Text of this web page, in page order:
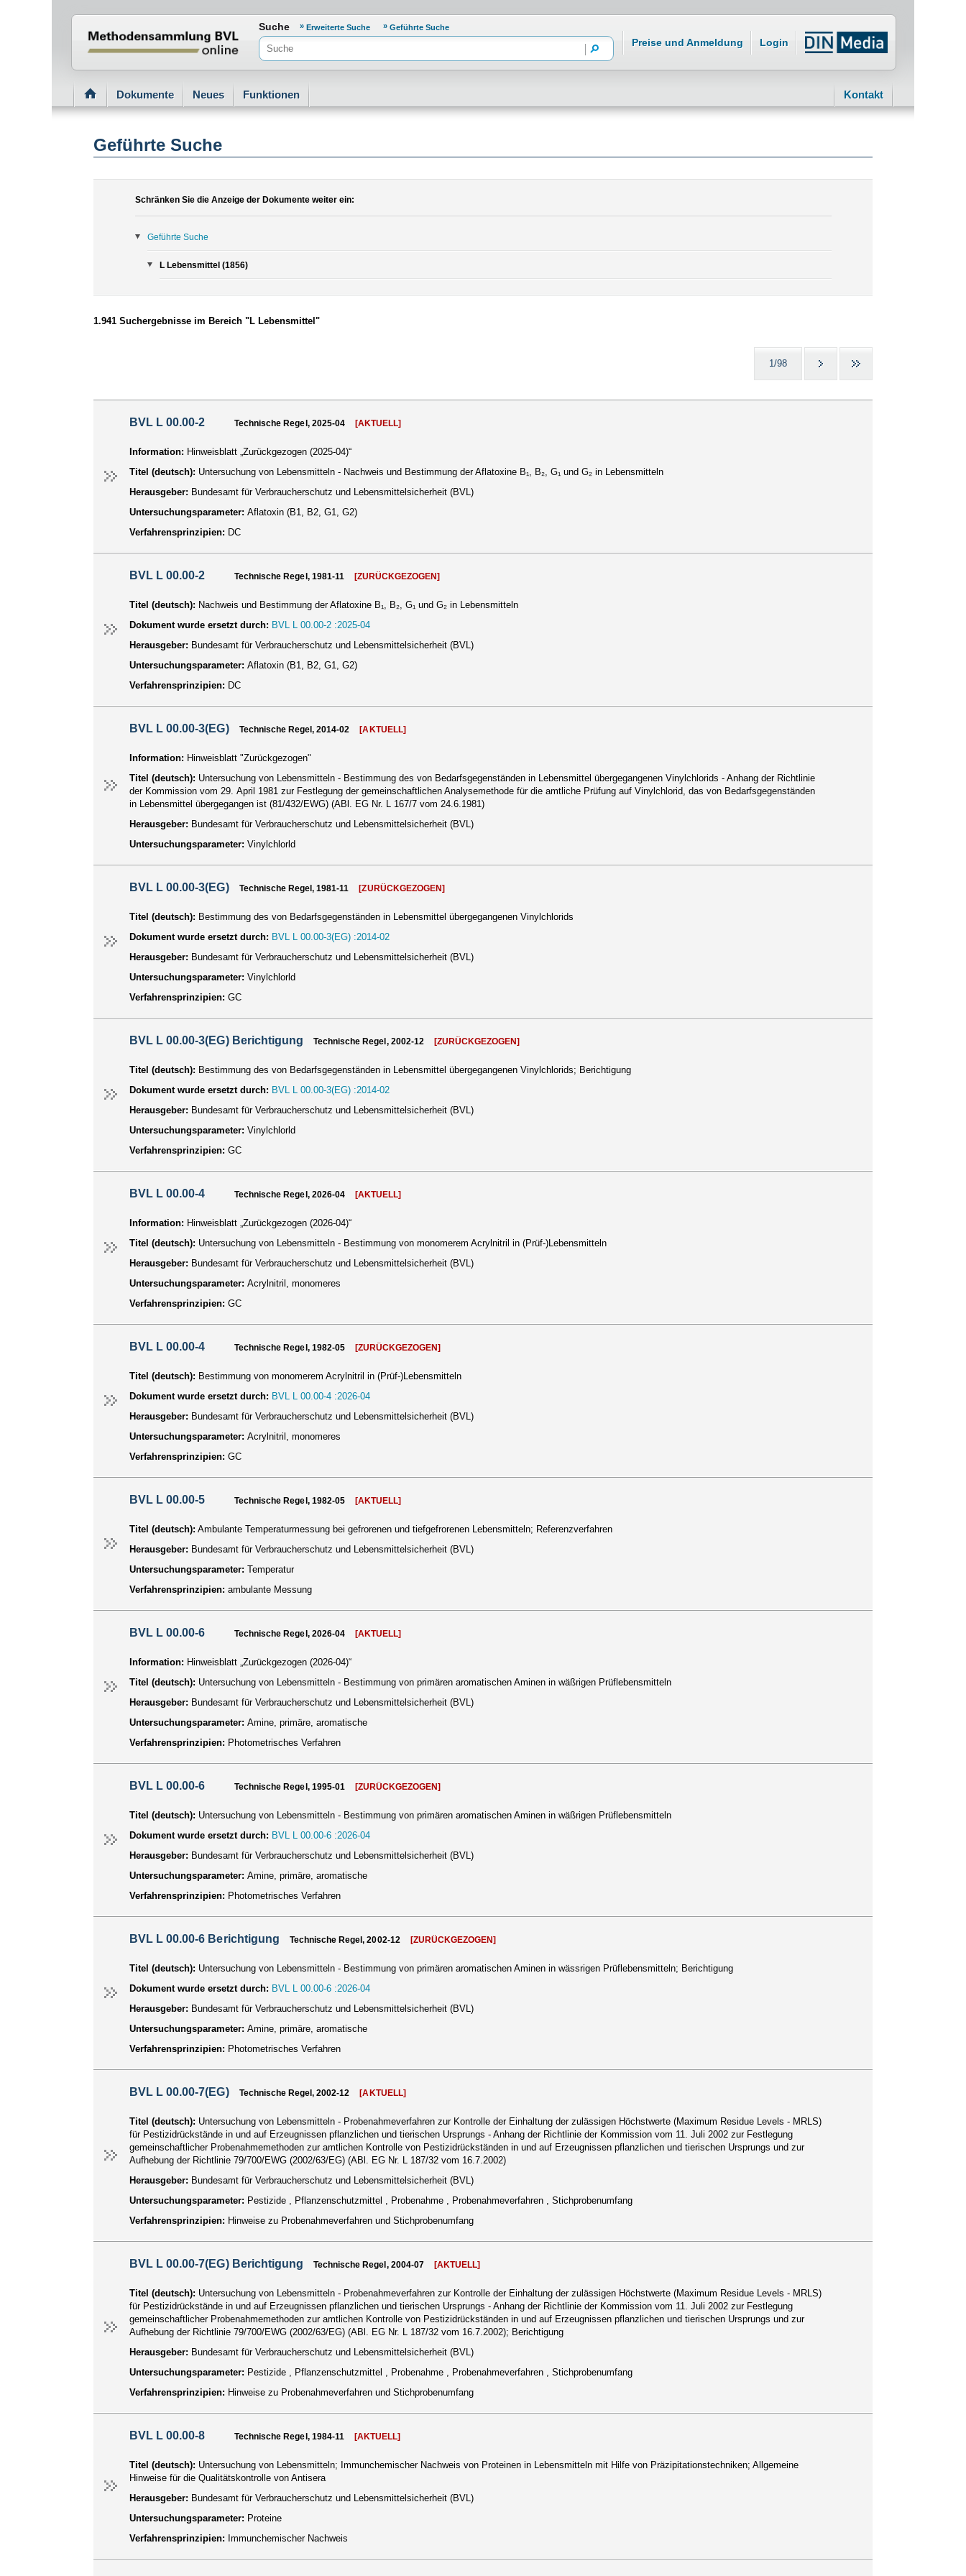
Normenportal Barrierefreiheit
Suche Erweiterte Suche Geführte Suche
Preise und Anmeldung Login
Dokumente Neues Funktionen Kontakt
Geführte Suche
Schränken Sie die Anzeige der Dokumente weiter ein:
Geführte Suche
L Lebensmittel (1856)
1.941 Suchergebnisse im Bereich "L Lebensmittel"
1/98
BVL L 00.00-2 Technische Regel, 2025-04 [AKTUELL]
Information: Hinweisblatt „Zurückgezogen (2025-04)“
Titel (deutsch): Untersuchung von Lebensmitteln - Nachweis und Bestimmung der Aflatoxine B₁, B₂, G₁ und G₂ in Lebensmitteln
Herausgeber: Bundesamt für Verbraucherschutz und Lebensmittelsicherheit (BVL)
Untersuchungsparameter: Aflatoxin (B1, B2, G1, G2)
Verfahrensprinzipien: DC
BVL L 00.00-2 Technische Regel, 1981-11 [ZURÜCKGEZOGEN]
Titel (deutsch): Nachweis und Bestimmung der Aflatoxine B₁, B₂, G₁ und G₂ in Lebensmitteln
Dokument wurde ersetzt durch: BVL L 00.00-2 :2025-04
Herausgeber: Bundesamt für Verbraucherschutz und Lebensmittelsicherheit (BVL)
Untersuchungsparameter: Aflatoxin (B1, B2, G1, G2)
Verfahrensprinzipien: DC
BVL L 00.00-3(EG) Technische Regel, 2014-02 [AKTUELL]
Information: Hinweisblatt "Zurückgezogen"
Titel (deutsch): Untersuchung von Lebensmitteln - Bestimmung des von Bedarfsgegenständen in Lebensmittel übergegangenen Vinylchlorids - Anhang der Richtlinie
der Kommission vom 29. April 1981 zur Festlegung der gemeinschaftlichen Analysemethode für die amtliche Prüfung auf Vinylchlorid, das von Bedarfsgegenständen
in Lebensmittel übergegangen ist (81/432/EWG) (ABl. EG Nr. L 167/7 vom 24.6.1981)
Herausgeber: Bundesamt für Verbraucherschutz und Lebensmittelsicherheit (BVL)
Untersuchungsparameter: Vinylchlorld
BVL L 00.00-3(EG) Technische Regel, 1981-11 [ZURÜCKGEZOGEN]
Titel (deutsch): Bestimmung des von Bedarfsgegenständen in Lebensmittel übergegangenen Vinylchlorids
Dokument wurde ersetzt durch: BVL L 00.00-3(EG) :2014-02
Herausgeber: Bundesamt für Verbraucherschutz und Lebensmittelsicherheit (BVL)
Untersuchungsparameter: Vinylchlorld
Verfahrensprinzipien: GC
BVL L 00.00-3(EG) Berichtigung Technische Regel, 2002-12 [ZURÜCKGEZOGEN]
Titel (deutsch): Bestimmung des von Bedarfsgegenständen in Lebensmittel übergegangenen Vinylchlorids; Berichtigung
Dokument wurde ersetzt durch: BVL L 00.00-3(EG) :2014-02
Herausgeber: Bundesamt für Verbraucherschutz und Lebensmittelsicherheit (BVL)
Untersuchungsparameter: Vinylchlorld
Verfahrensprinzipien: GC
BVL L 00.00-4 Technische Regel, 2026-04 [AKTUELL]
Information: Hinweisblatt „Zurückgezogen (2026-04)“
Titel (deutsch): Untersuchung von Lebensmitteln - Bestimmung von monomerem Acrylnitril in (Prüf-)Lebensmitteln
Herausgeber: Bundesamt für Verbraucherschutz und Lebensmittelsicherheit (BVL)
Untersuchungsparameter: Acrylnitril, monomeres
Verfahrensprinzipien: GC
BVL L 00.00-4 Technische Regel, 1982-05 [ZURÜCKGEZOGEN]
Titel (deutsch): Bestimmung von monomerem Acrylnitril in (Prüf-)Lebensmitteln
Dokument wurde ersetzt durch: BVL L 00.00-4 :2026-04
Herausgeber: Bundesamt für Verbraucherschutz und Lebensmittelsicherheit (BVL)
Untersuchungsparameter: Acrylnitril, monomeres
Verfahrensprinzipien: GC
BVL L 00.00-5 Technische Regel, 1982-05 [AKTUELL]
Titel (deutsch): Ambulante Temperaturmessung bei gefrorenen und tiefgefrorenen Lebensmitteln; Referenzverfahren
Herausgeber: Bundesamt für Verbraucherschutz und Lebensmittelsicherheit (BVL)
Untersuchungsparameter: Temperatur
Verfahrensprinzipien: ambulante Messung
BVL L 00.00-6 Technische Regel, 2026-04 [AKTUELL]
Information: Hinweisblatt „Zurückgezogen (2026-04)“
Titel (deutsch): Untersuchung von Lebensmitteln - Bestimmung von primären aromatischen Aminen in wäßrigen Prüflebensmitteln
Herausgeber: Bundesamt für Verbraucherschutz und Lebensmittelsicherheit (BVL)
Untersuchungsparameter: Amine, primäre, aromatische
Verfahrensprinzipien: Photometrisches Verfahren
BVL L 00.00-6 Technische Regel, 1995-01 [ZURÜCKGEZOGEN]
Titel (deutsch): Untersuchung von Lebensmitteln - Bestimmung von primären aromatischen Aminen in wäßrigen Prüflebensmitteln
Dokument wurde ersetzt durch: BVL L 00.00-6 :2026-04
Herausgeber: Bundesamt für Verbraucherschutz und Lebensmittelsicherheit (BVL)
Untersuchungsparameter: Amine, primäre, aromatische
Verfahrensprinzipien: Photometrisches Verfahren
BVL L 00.00-6 Berichtigung Technische Regel, 2002-12 [ZURÜCKGEZOGEN]
Titel (deutsch): Untersuchung von Lebensmitteln - Bestimmung von primären aromatischen Aminen in wässrigen Prüflebensmitteln; Berichtigung
Dokument wurde ersetzt durch: BVL L 00.00-6 :2026-04
Herausgeber: Bundesamt für Verbraucherschutz und Lebensmittelsicherheit (BVL)
Untersuchungsparameter: Amine, primäre, aromatische
Verfahrensprinzipien: Photometrisches Verfahren
BVL L 00.00-7(EG) Technische Regel, 2002-12 [AKTUELL]
Titel (deutsch): Untersuchung von Lebensmitteln - Probenahmeverfahren zur Kontrolle der Einhaltung der zulässigen Höchstwerte (Maximum Residue Levels - MRLS)
für Pestizidrückstände in und auf Erzeugnissen pflanzlichen und tierischen Ursprungs - Anhang der Richtlinie der Kommission vom 11. Juli 2002 zur Festlegung
gemeinschaftlicher Probenahmemethoden zur amtlichen Kontrolle von Pestizidrückständen in und auf Erzeugnissen pflanzlichen und tierischen Ursprungs und zur
Aufhebung der Richtlinie 79/700/EWG (2002/63/EG) (ABl. EG Nr. L 187/32 vom 16.7.2002)
Herausgeber: Bundesamt für Verbraucherschutz und Lebensmittelsicherheit (BVL)
Untersuchungsparameter: Pestizide , Pflanzenschutzmittel , Probenahme , Probenahmeverfahren , Stichprobenumfang
Verfahrensprinzipien: Hinweise zu Probenahmeverfahren und Stichprobenumfang
BVL L 00.00-7(EG) Berichtigung Technische Regel, 2004-07 [AKTUELL]
Titel (deutsch): Untersuchung von Lebensmitteln - Probenahmeverfahren zur Kontrolle der Einhaltung der zulässigen Höchstwerte (Maximum Residue Levels - MRLS)
für Pestizidrückstände in und auf Erzeugnissen pflanzlichen und tierischen Ursprungs - Anhang der Richtlinie der Kommission vom 11. Juli 2002 zur Festlegung
gemeinschaftlicher Probenahmemethoden zur amtlichen Kontrolle von Pestizidrückständen in und auf Erzeugnissen pflanzlichen und tierischen Ursprungs und zur
Aufhebung der Richtlinie 79/700/EWG (2002/63/EG) (ABl. EG Nr. L 187/32 vom 16.7.2002); Berichtigung
Herausgeber: Bundesamt für Verbraucherschutz und Lebensmittelsicherheit (BVL)
Untersuchungsparameter: Pestizide , Pflanzenschutzmittel , Probenahme , Probenahmeverfahren , Stichprobenumfang
Verfahrensprinzipien: Hinweise zu Probenahmeverfahren und Stichprobenumfang
BVL L 00.00-8 Technische Regel, 1984-11 [AKTUELL]
Titel (deutsch): Untersuchung von Lebensmitteln; Immunchemischer Nachweis von Proteinen in Lebensmitteln mit Hilfe von Präzipitationstechniken; Allgemeine
Hinweise für die Qualitätskontrolle von Antisera
Herausgeber: Bundesamt für Verbraucherschutz und Lebensmittelsicherheit (BVL)
Untersuchungsparameter: Proteine
Verfahrensprinzipien: Immunchemischer Nachweis